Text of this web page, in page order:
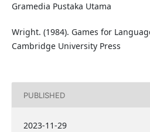
Gramedia Pustaka Utama
Wright. (1984). Games for
Cambridge University Press
PUBLISHED
2023-11-29